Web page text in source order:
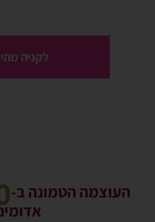
לקניה
העוצמה הטמונה ב-